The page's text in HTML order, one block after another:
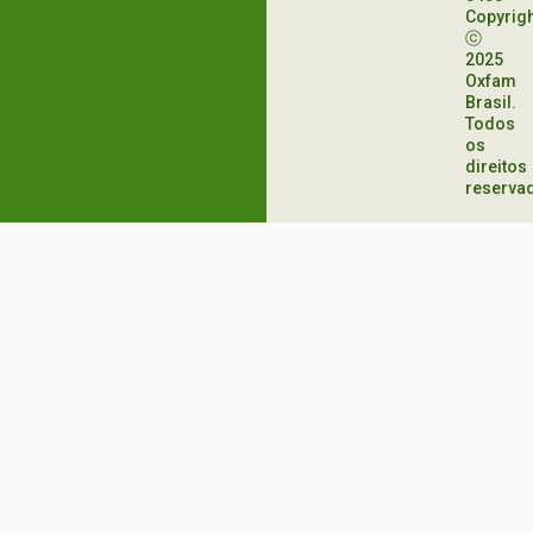
ⓒ
2025
Oxfam
Brasil.
Todos
os
direitos